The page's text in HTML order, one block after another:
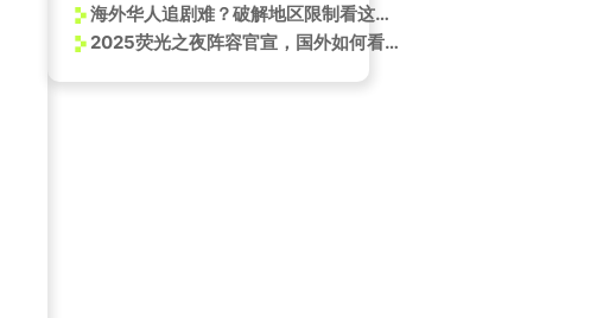
海外华人追剧难？破解地区限制看这里！一枚战国印章竟暗藏古代工程管理密码
2025荧光之夜阵容官宣，国外如何看爱奇艺直播？